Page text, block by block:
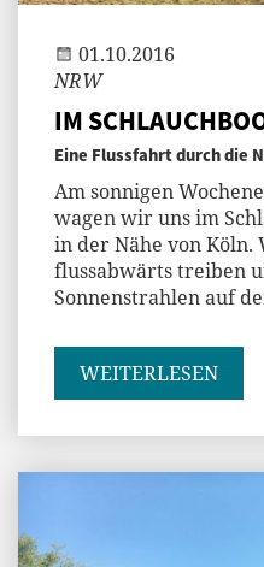
01.10.2016
NRW
IM
Eine Flussfahrt durch die
Am sonnigen
wagen wir uns im
in der Nähe von Köln.
flussabwärts treiben
Sonnenstrahlen auf
WEITERLESEN